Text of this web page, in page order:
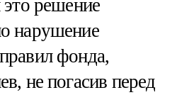
решение
нарушение
фонда,
не погасив перед